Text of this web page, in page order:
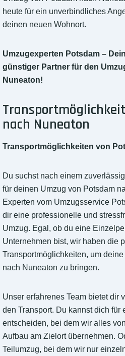
heute für ein unverbindliches
deinen neuen Wohnort.
Umzugexperten Potsdam –
günstiger Partner für den
Nuneaton!
nach Nuneaton
Transportmöglichkeiten von
Du suchst nach einem
für deinen Umzug von Potsdam
Experten vom Umzugsservice
dir eine professionelle und
Umzug. Egal, ob du eine
Unternehmen bist, wir haben die
Transportmöglichkeiten, um
nach Nuneaton zu bringen.
Unser erfahrenes Team bietet dir
den Transport. Du kannst dich für
entscheiden, bei dem wir alles
Aufbau am Zielort übernehmen.
Teilumzug, bei dem wir nur